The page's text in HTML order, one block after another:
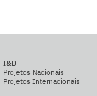
I&D
Projetos Nacionais
Projetos Internacionais